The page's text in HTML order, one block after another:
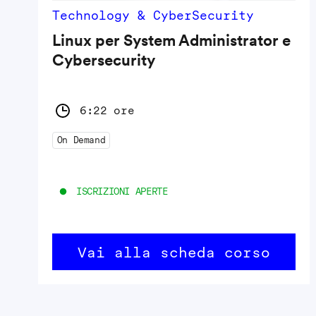
Technology & CyberSecurity
Linux per System Administrator e
Cybersecurity
6:22 ore
On Demand
ISCRIZIONI APERTE
Vai alla scheda corso